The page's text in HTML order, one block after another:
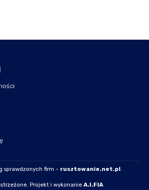
sprawdzonych firm - rusztowanie.net.pl.
Projekt i wykonanie A.I.FIA